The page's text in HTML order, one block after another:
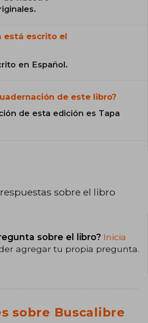
está escrito el
en Español.
de este libro?
de esta edición es Tapa
sobre el libro
sobre el libro? Inicia
agregar tu propia pregunta.
sobre Buscalibre